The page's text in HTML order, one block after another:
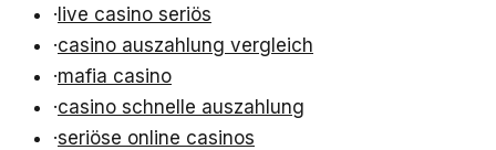
·live casino seriös
·casino auszahlung vergleich
·mafia casino
·casino schnelle auszahlung
·seriöse online casinos